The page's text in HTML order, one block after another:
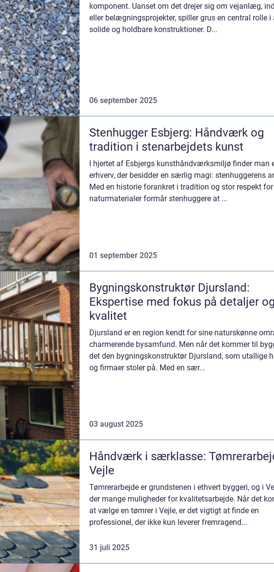
komponent. Uanset om det drejer sig om vejanlæg,
eller belægningsprojekter, spiller grus en central rolle i
solide og holdbare konstruktioner. D...
06 september 2025
Stenhugger Esbjerg: Håndværk og
tradition i stenarbejdets kunst
I hjertet af Esbjergs kunsthåndværksmiljø finder man
erhverv, der besidder en særlig magi: stenhuggerens
Med en historie forankret i tradition og stor respekt for
naturmaterialer formår stenhuggere at ...
01 september 2025
Bygningskonstruktør Djursland:
Ekspertise med fokus på detaljer og
kvalitet
Djursland er en region kendt for sine naturskønne
charmerende bysamfund. Men når det kommer til
det den bygningskonstruktør Djursland, som utallige
og firmaer stoler på. Med en sær...
03 august 2025
Håndværk i særklasse:
Vejle
Tømrerarbejde er grundstenen i ethvert byggeri, og i
der mange muligheder for kvalitetsarbejde. Når det
at vælge en tømrer i Vejle, er det vigtigt at finde en
professionel, der ikke kun leverer fremragend...
31 juli 2025